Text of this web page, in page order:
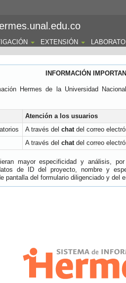
EXTENSIÓN
INFORMACIÓN
Hermes de la Universidad
Atención a los usuarios
A través del chatdel correo
A través del chatdel correo
mayor especificidad y análisis,
de ID del proyecto, nombre y
pantalla del formulario diligenciado y del